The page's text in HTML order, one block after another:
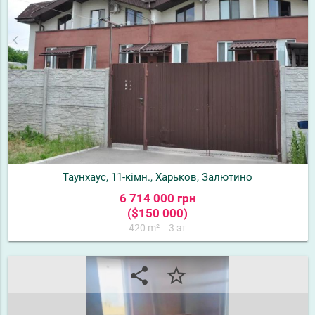
Таунхаус, 11-кімн., Харьков, Залютино
6 714 000 грн
($150 000)
420 m² 3 эт
share star_border